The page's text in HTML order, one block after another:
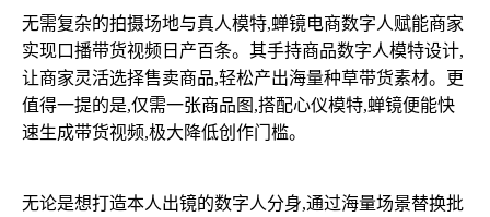
无需复杂的拍摄场地与真人模特,蝉镜电商数字人赋能商家
实现口播带货视频日产百条。其手持商品数字人模特设计,
让商家灵活选择售卖商品,轻松产出海量种草带货素材。更
值得一提的是,仅需一张商品图,搭配心仪模特,蝉镜便能快
速生成带货视频,极大降低创作门槛。
无论是想打造本人出镜的数字人分身,通过海量场景替换批